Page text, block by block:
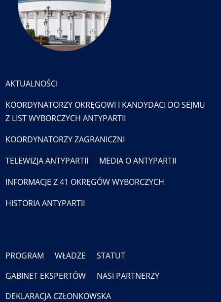
AKTUALNOŚCI
KOORDYNATORZY OKRĘGOWI I KANDYDACI DO SEJMU
Z LIST WYBORCZYCH ANTYPARTII
KOORDYNATORZY ZAGRANICZNI
TELEWIZJA ANTYPARTII
MEDIA O ANTYPARTII
INFORMACJE Z 41 OKRĘGÓW WYBORCZYCH
HISTORIA ANTYPARTII
PROGRAM WŁADZE
STATUT
GABINET EKSPERTÓW
NASI PARTNERZY
DEKLARACJA CZŁONKOWSKA